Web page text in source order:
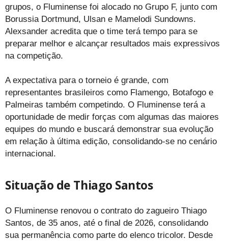
grupos, o Fluminense foi alocado no Grupo F, junto com
Borussia Dortmund, Ulsan e Mamelodi Sundowns.
Alexsander acredita que o time terá tempo para se
preparar melhor e alcançar resultados mais expressivos
na competição.
A expectativa para o torneio é grande, com
representantes brasileiros como Flamengo, Botafogo e
Palmeiras também competindo. O Fluminense terá a
oportunidade de medir forças com algumas das maiores
equipes do mundo e buscará demonstrar sua evolução
em relação à última edição, consolidando-se no cenário
internacional.
Situação de Thiago Santos
O Fluminense renovou o contrato do zagueiro Thiago
Santos, de 35 anos, até o final de 2026, consolidando
sua permanência como parte do elenco tricolor. Desde